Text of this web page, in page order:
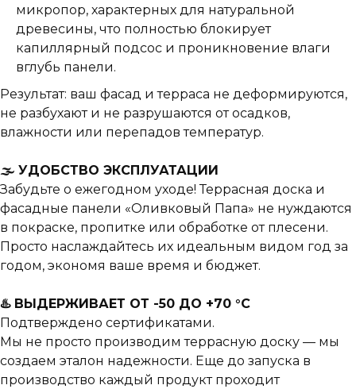
микропор, характерных для натуральной
древесины, что полностью блокирует
капиллярный подсос и проникновение влаги
вглубь панели.
Результат: ваш фасад и терраса не деформируются,
не разбухают и не разрушаются от осадков,
влажности или перепадов температур.
🌫️ УДОБСТВО ЭКСПЛУАТАЦИИ
Забудьте о ежегодном уходе! Террасная доска и
фасадные панели «Оливковый Папа» не нуждаются
в покраске, пропитке или обработке от плесени.
Просто наслаждайтесь их идеальным видом год за
годом, экономя ваше время и бюджет.
♨️ ВЫДЕРЖИВАЕТ ОТ -50 ДО +70 °C
Подтверждено сертификатами.
Мы не просто производим террасную доску — мы
создаем эталон надежности. Еще до запуска в
производство каждый продукт проходит